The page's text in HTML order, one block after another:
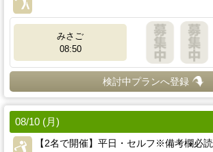
みさご
08:50
検討中プランへ登録
08/10 (月)
【2名で開催】平日・セルフ※備考欄必読